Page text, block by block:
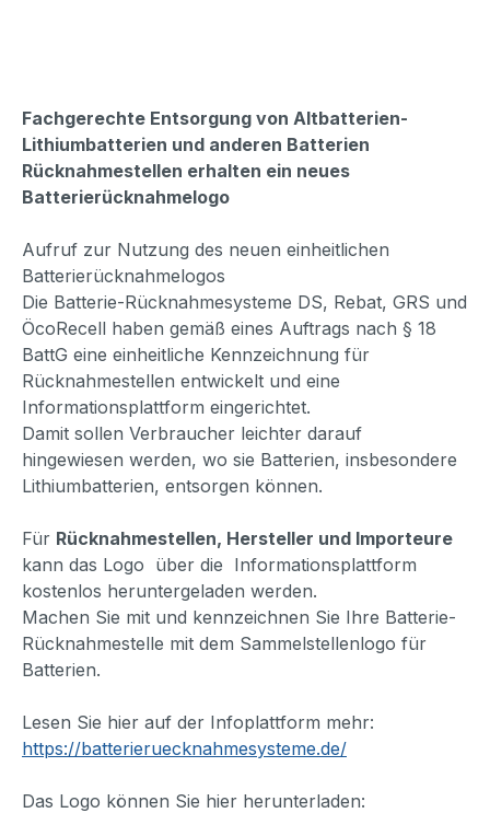
Fachgerechte Entsorgung von Altbatterien-
Lithiumbatterien und anderen Batterien
Rücknahmestellen erhalten ein neues
Batterierücknahmelogo
Aufruf zur Nutzung des neuen einheitlichen
Batterierücknahmelogos
Die Batterie-Rücknahmesysteme DS, Rebat, GRS und
ÖcoRecell haben gemäß eines Auftrags nach § 18
BattG eine einheitliche Kennzeichnung für
Rücknahmestellen entwickelt und eine
Informationsplattform eingerichtet.
Damit sollen Verbraucher leichter darauf
hingewiesen werden, wo sie Batterien, insbesondere
Lithiumbatterien, entsorgen können.
Für Rücknahmestellen, Hersteller und Importeure
kann das Logo über die Informationsplattform
kostenlos heruntergeladen werden.
Machen Sie mit und kennzeichnen Sie Ihre Batterie-
Rücknahmestelle mit dem Sammelstellenlogo für
Batterien.
Lesen Sie hier auf der Infoplattform mehr:
https://batterieruecknahmesysteme.de/
Das Logo können Sie hier herunterladen: